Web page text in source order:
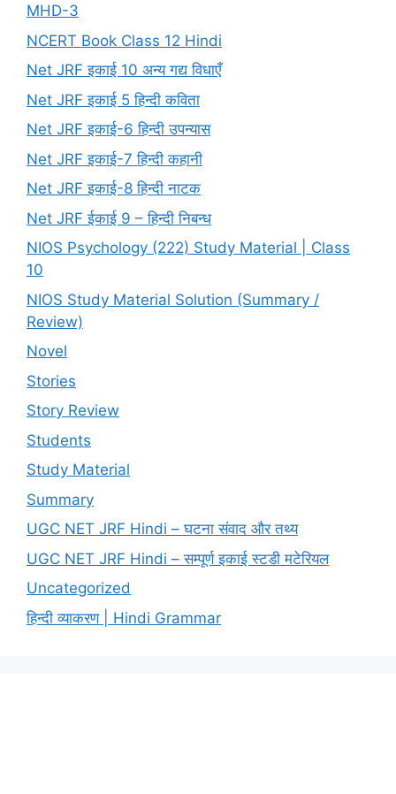
MHD-3
NCERT Book Class 12 Hindi
Net JRF इकाई 10 अन्य गद्य विधाएँ
Net JRF इकाई 5 हिन्दी कविता
Net JRF इकाई-6 हिन्दी उपन्यास
Net JRF इकाई-7 हिन्दी कहानी
Net JRF इकाई-8 हिन्दी नाटक
Net JRF ईकाई 9 – हिन्दी निबन्ध
NIOS Psychology (222) Study Material | Class
10
NIOS Study Material Solution (Summary /
Review)
Novel
Stories
Story Review
Students
Study Material
Summary
UGC NET JRF Hindi – घटना संवाद और तथ्य
UGC NET JRF Hindi – सम्पूर्ण इकाई स्टडी मटेरियल
Uncategorized
हिन्दी व्याकरण | Hindi Grammar